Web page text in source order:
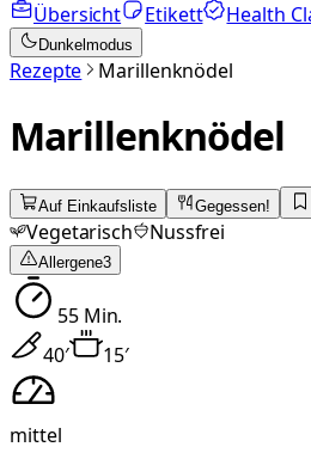
Übersicht
Etikett Health
Dunkelmodus
Rezepte Marillenknödel
Marillenknödel
Auf Einkaufsliste Gegessen!
Vegetarisch Nussfrei
Allergene3
55Min.
40′ 15′
mittel